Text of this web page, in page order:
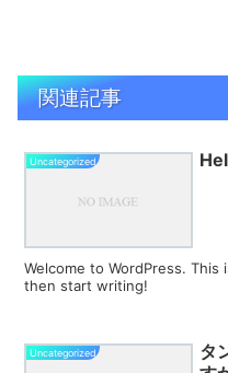
関連記事
Uncategorized
Welcome to WordPress.
then start writing!
Uncategorized
タ